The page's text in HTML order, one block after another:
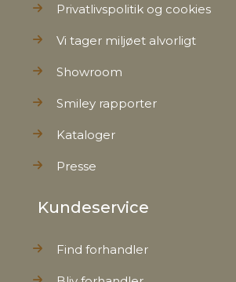
Privatlivspolitik og cookies
Vi tager miljøet alvorligt
Showroom
Smiley rapporter
Kataloger
Presse
Kundeservice
Find forhandler